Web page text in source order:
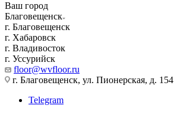
Ваш город
Благовещенск
г. Благовещенск
г. Хабаровск
г. Владивосток
г. Уссурийск
floor@wvfloor.ru
г. Благовещенск, ул. Пионерская, д. 154
Telegram